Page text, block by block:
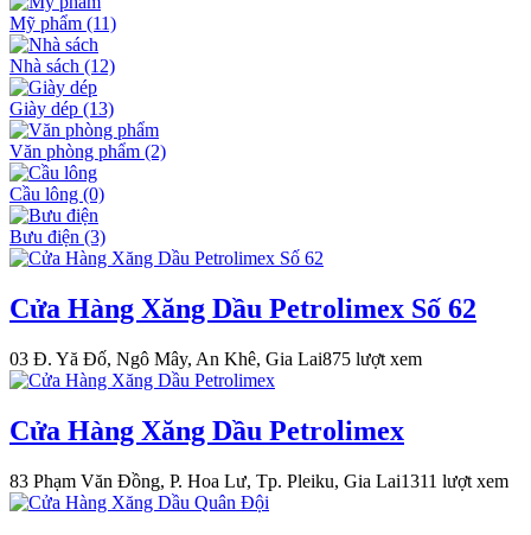
Mỹ phẩm (11)
Nhà sách (12)
Giày dép (13)
Văn phòng phẩm (2)
Cầu lông (0)
Bưu điện (3)
Cửa Hàng Xăng Dầu Petrolimex Số 62
03 Đ. Yă Đố, Ngô Mây, An Khê, Gia Lai875 lượt xem
Cửa Hàng Xăng Dầu Petrolimex
83 Phạm Văn Đồng, P. Hoa Lư, Tp. Pleiku, Gia Lai1311 lượt xem